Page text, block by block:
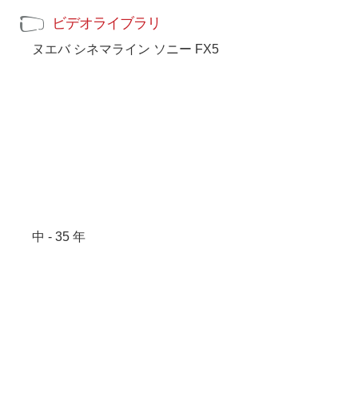
ビデオライブラリ
ヌエバ シネマライン ソニー FX5
中 - 35 年